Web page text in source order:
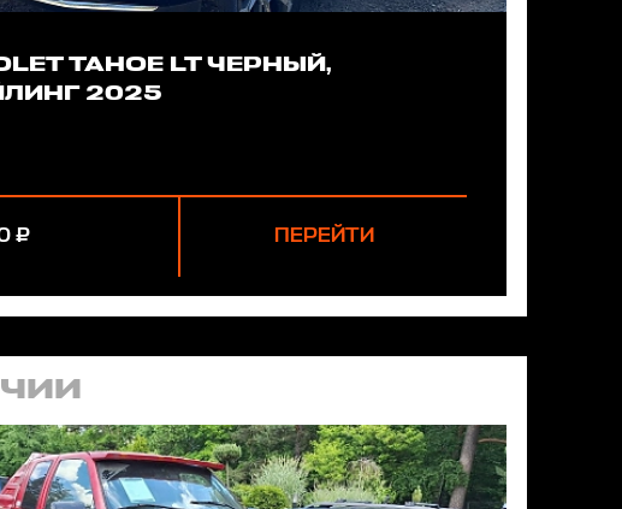
ТАНОЕ LT ЧЕРНЫЙ,
2025
₽ ПЕРЕЙТИ